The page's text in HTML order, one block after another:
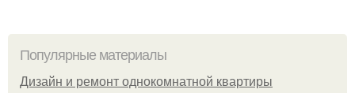
Популярные материалы
Дизайн и ремонт однокомнатной квартиры